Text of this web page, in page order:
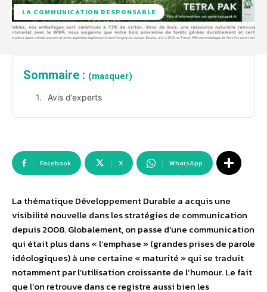
LA COMMUNICATION RESPONSABLE
Sommaire : (masquer)
Avis d’experts
Facebook X WhatsApp
La thématique Développement Durable a acquis une
visibilité nouvelle dans les stratégies de communication
depuis 2008. Globalement, on passe d’une communication
qui était plus dans « l’emphase » (grandes prises de parole
idéologiques) à une certaine « maturité » qui se traduit
notamment par l’utilisation croissante de l’humour. Le fait
que l’on retrouve dans ce registre aussi bien les